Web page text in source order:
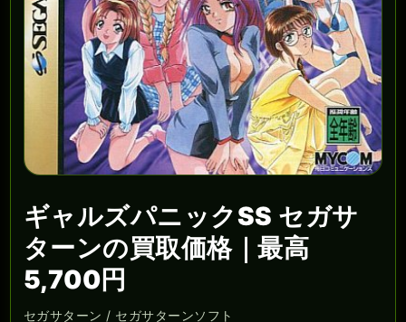
ギャルズパニックSS セガサ
ターンの買取価格｜最高
5,700円
セガサターン / セガサターンソフト